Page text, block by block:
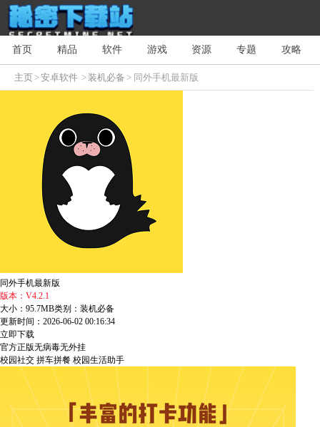
首页 精品 软件 游戏 资源 专题 攻略
主页>安卓软件 >装机必备 > 同外手机最新版
同外手机最新版
版本：V4.2.1
大小：95.7MB类别：装机必备
更新时间：2026-06-02 00:16:34
立即下载
官方正版无病毒无外挂
校园社交 拼车拼餐 校园生活助手